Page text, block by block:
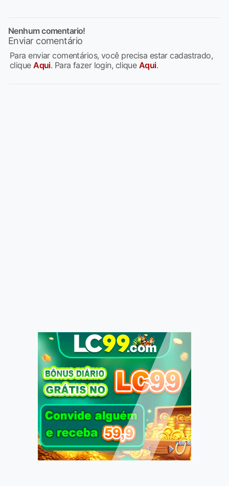
Nenhum comentario!
Enviar comentário
Para enviar comentários, você precisa estar cadastrado,
cliqueAqui. Para fazer login, clique Aqui.